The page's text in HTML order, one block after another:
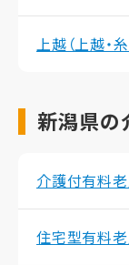
上越（上越・
新潟県の
介護付有料
住宅型有料